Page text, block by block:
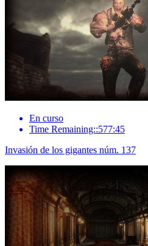
En curso
Time Remaining::577:45
Invasión de los gigantes núm. 137